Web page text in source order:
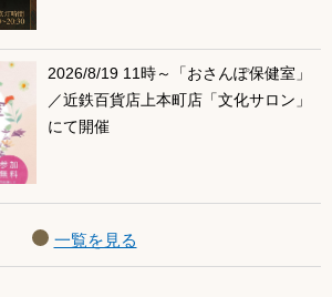
2026/8/19 11時～「おさんぽ保健室」
／近鉄百貨店上本町店「文化サロン」
にて開催
一覧を見る